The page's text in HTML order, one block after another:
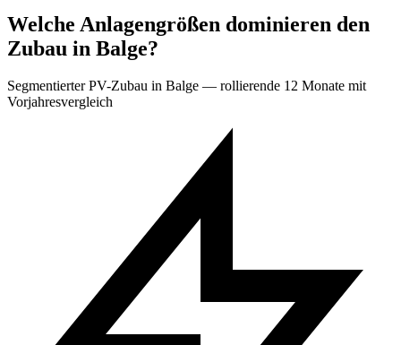
Welche Anlagengrößen dominieren den
Zubau in Balge?
Segmentierter PV-Zubau in Balge — rollierende 12 Monate mit
Vorjahresvergleich